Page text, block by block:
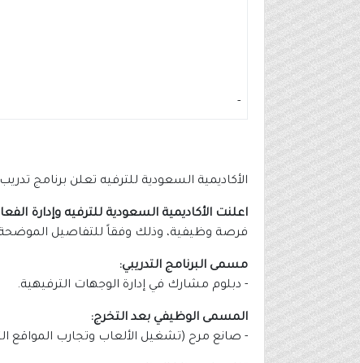
-
الأكاديمية السعودية للترفيه تعلن برنامج تدريب
اعلنت الأكاديمية السعودية للترفيه وإدارة
فرصة وظيفية، وذلك وفقاً للتفاصيل الموضحة
مسمى البرنامج التدريبي:
- دبلوم مشارك في إدارة الوجهات الترفيهية.
المسمى الوظيفي بعد التخرج:
- صانع مرح (تشغيل الألعاب وتجارب المواقع